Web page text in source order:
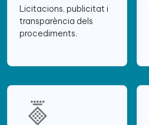
Licitacions, publicitat i
transparència dels
procediments.